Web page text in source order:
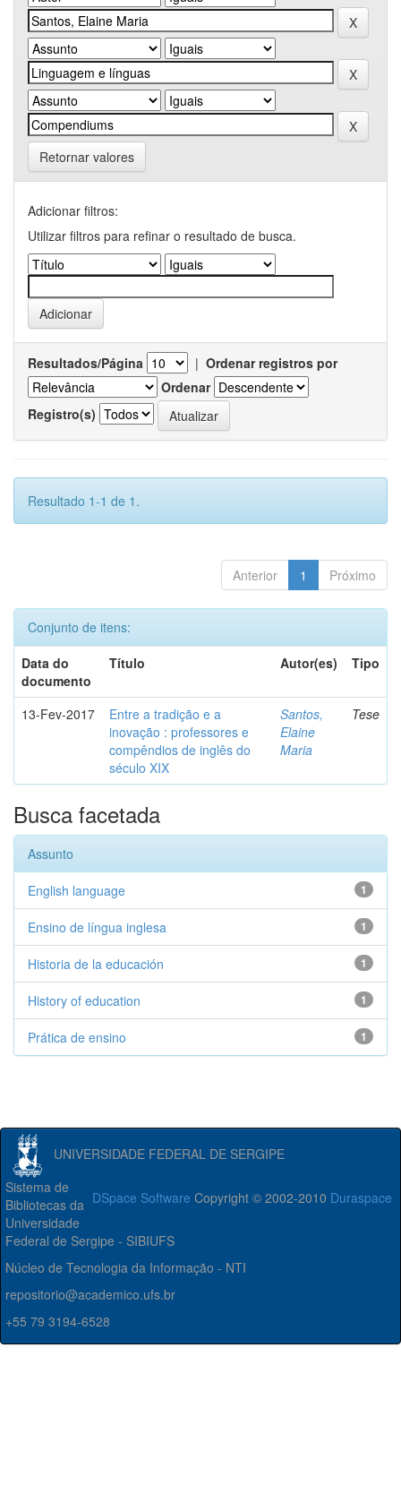
Retornar valores
Adicionar filtros:
Utilizar filtros para refinar o resultado de busca.
Resultados/Página | Ordenar registros por
Ordenar
Registro(s)
Resultado 1-1 de 1.
Anterior 1 Próximo
Conjunto de itens:
Data do
documento
Título Autor(es) Tipo
13-Fev-2017
Entre a tradição e a
inovação : professores e
compêndios de inglês do
século XIX
Santos,
Elaine
Maria
Tese
Busca facetada
Assunto
1
English language
1
Ensino de língua inglesa
1
Historia de la educación
1
History of education
1
Prática de ensino
UNIVERSIDADE FEDERAL DE SERGIPE
DSpace Software Copyright © 2002-2010 Duraspace
Sistema de
Bibliotecas da
Universidade
Federal de Sergipe - SIBIUFS
Núcleo de Tecnologia da Informação - NTI
repositorio@academico.ufs.br
+55 79 3194-6528